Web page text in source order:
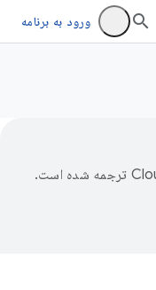
ورود به برنامه
ترجمه شده است.